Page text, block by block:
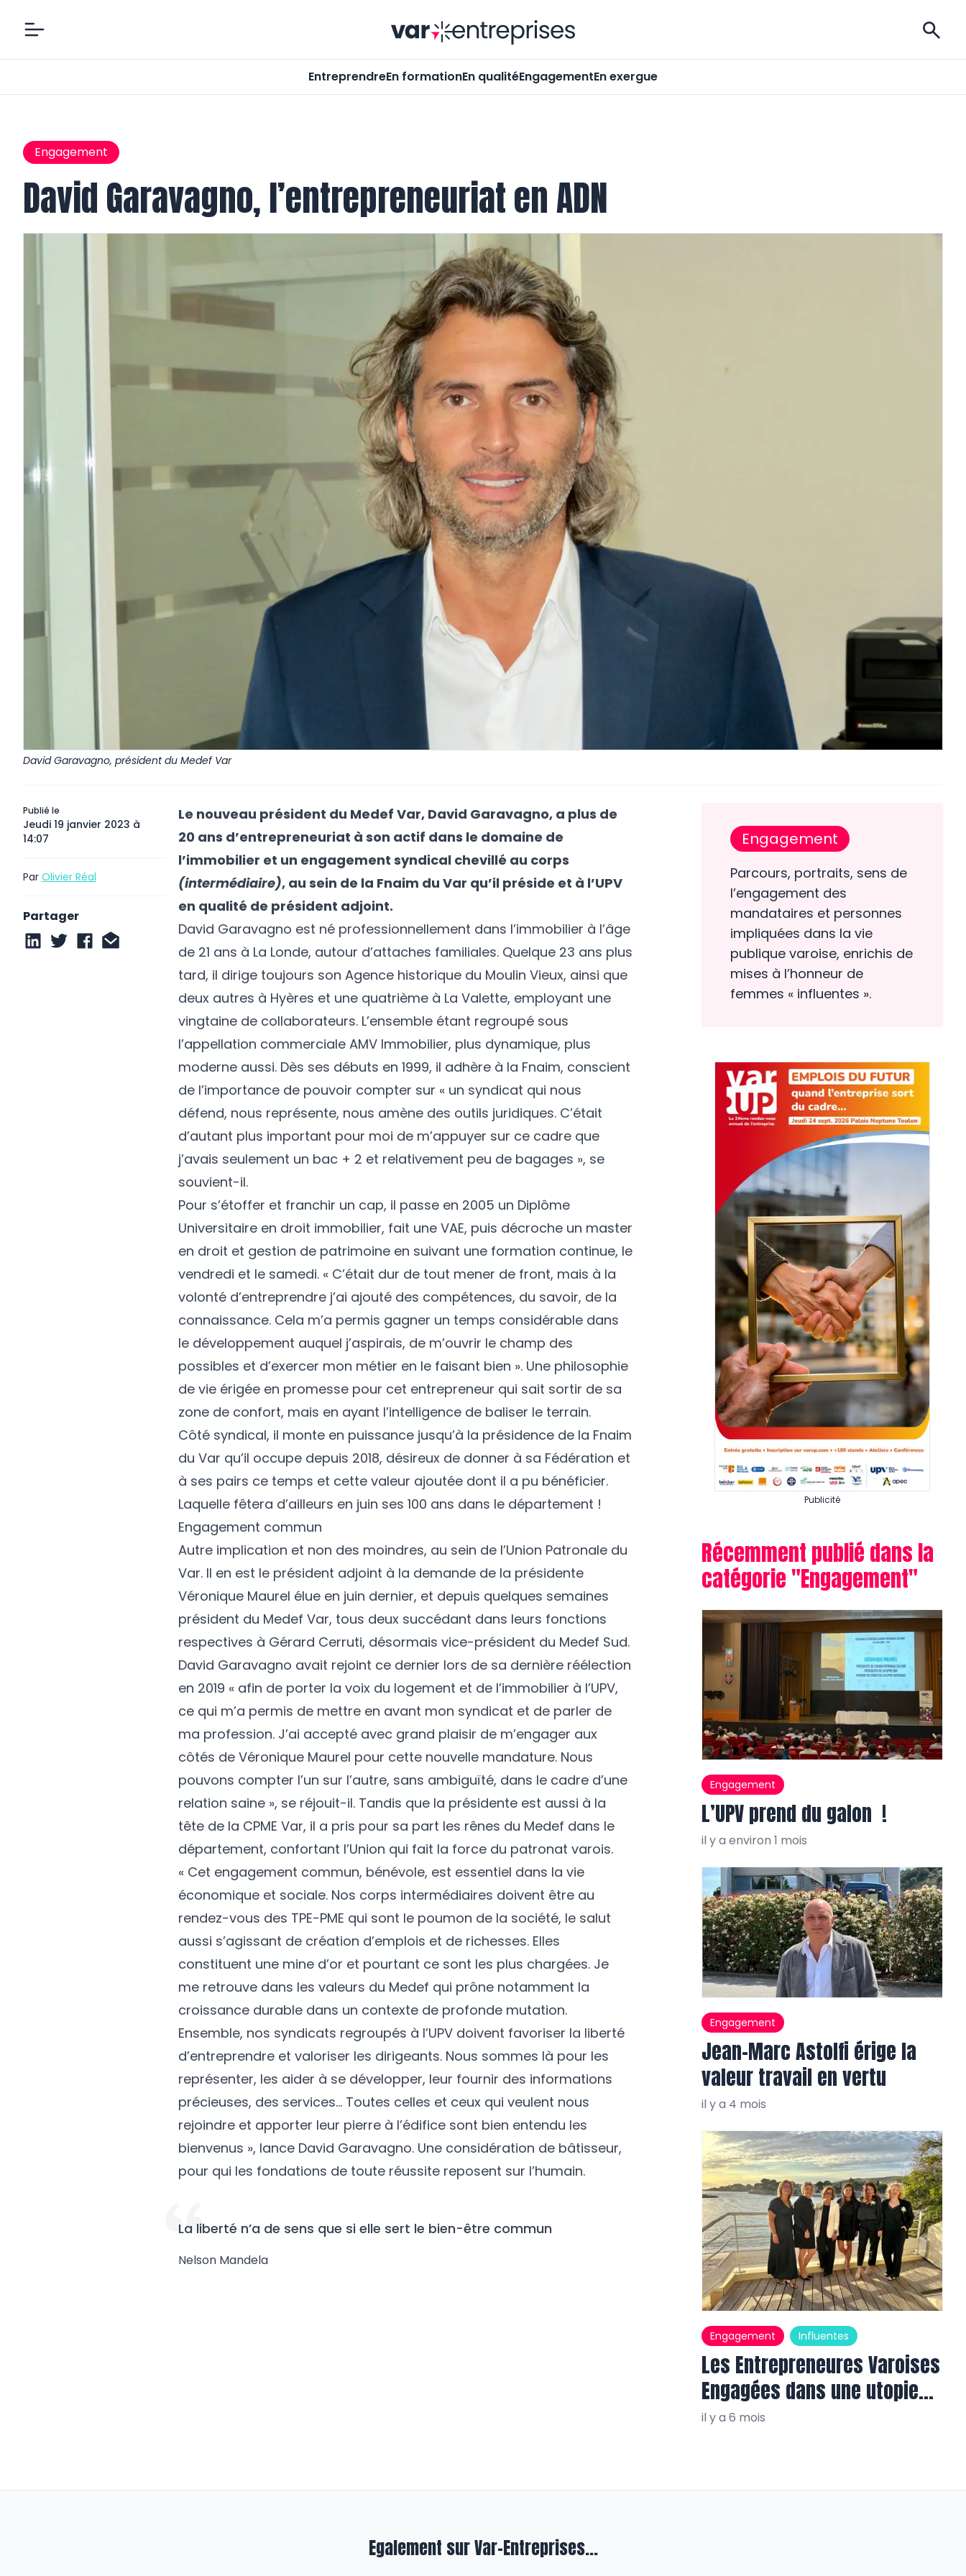
Var-Entreprises
EntreprendreEn formationEn qualitéEngagementEn exergue
Engagement
David Garavagno, l’entrepreneuriat en ADN
David Garavagno, président du Medef Var
Publié le
Jeudi 19 janvier 2023 à
14:07
Par Olivier Réal
Partager
Le nouveau président du Medef Var, David Garavagno, a plus de
20 ans d’entrepreneuriat à son actif dans le domaine de
l’immobilier et un engagement syndical chevillé au corps
(intermédiaire), au sein de la Fnaim du Var qu’il préside et à l’UPV
en qualité de président adjoint.
David Garavagno est né professionnellement dans l’immobilier à l’âge
de 21 ans à La Londe, autour d’attaches familiales. Quelque 23 ans plus
tard, il dirige toujours son Agence historique du Moulin Vieux, ainsi que
deux autres à Hyères et une quatrième à La Valette, employant une
vingtaine de collaborateurs. L’ensemble étant regroupé sous
l’appellation commerciale AMV Immobilier, plus dynamique, plus
moderne aussi. Dès ses débuts en 1999, il adhère à la Fnaim, conscient
de l’importance de pouvoir compter sur « un syndicat qui nous
défend, nous représente, nous amène des outils juridiques. C’était
d’autant plus important pour moi de m’appuyer sur ce cadre que
j’avais seulement un bac + 2 et relativement peu de bagages », se
souvient-il.
Pour s’étoffer et franchir un cap, il passe en 2005 un Diplôme
Universitaire en droit immobilier, fait une VAE, puis décroche un master
en droit et gestion de patrimoine en suivant une formation continue, le
vendredi et le samedi. « C’était dur de tout mener de front, mais à la
volonté d’entreprendre j’ai ajouté des compétences, du savoir, de la
connaissance. Cela m’a permis gagner un temps considérable dans
le développement auquel j’aspirais, de m’ouvrir le champ des
possibles et d’exercer mon métier en le faisant bien ». Une philosophie
de vie érigée en promesse pour cet entrepreneur qui sait sortir de sa
zone de confort, mais en ayant l’intelligence de baliser le terrain.
Côté syndical, il monte en puissance jusqu’à la présidence de la Fnaim
du Var qu’il occupe depuis 2018, désireux de donner à sa Fédération et
à ses pairs ce temps et cette valeur ajoutée dont il a pu bénéficier.
Laquelle fêtera d’ailleurs en juin ses 100 ans dans le département !
Engagement commun
Autre implication et non des moindres, au sein de l’Union Patronale du
Var. Il en est le président adjoint à la demande de la présidente
Véronique Maurel élue en juin dernier, et depuis quelques semaines
président du Medef Var, tous deux succédant dans leurs fonctions
respectives à Gérard Cerruti, désormais vice-président du Medef Sud.
David Garavagno avait rejoint ce dernier lors de sa dernière réélection
en 2019 « afin de porter la voix du logement et de l’immobilier à l’UPV,
ce qui m’a permis de mettre en avant mon syndicat et de parler de
ma profession. J’ai accepté avec grand plaisir de m’engager aux
côtés de Véronique Maurel pour cette nouvelle mandature. Nous
pouvons compter l’un sur l’autre, sans ambiguïté, dans le cadre d’une
relation saine », se réjouit-il. Tandis que la présidente est aussi à la
tête de la CPME Var, il a pris pour sa part les rênes du Medef dans le
département, confortant l’Union qui fait la force du patronat varois.
« Cet engagement commun, bénévole, est essentiel dans la vie
économique et sociale. Nos corps intermédiaires doivent être au
rendez-vous des TPE-PME qui sont le poumon de la société, le salut
aussi s’agissant de création d’emplois et de richesses. Elles
constituent une mine d’or et pourtant ce sont les plus chargées. Je
me retrouve dans les valeurs du Medef qui prône notamment la
croissance durable dans un contexte de profonde mutation.
Ensemble, nos syndicats regroupés à l’UPV doivent favoriser la liberté
d’entreprendre et valoriser les dirigeants. Nous sommes là pour les
représenter, les aider à se développer, leur fournir des informations
précieuses, des services… Toutes celles et ceux qui veulent nous
rejoindre et apporter leur pierre à l’édifice sont bien entendu les
bienvenus », lance David Garavagno. Une considération de bâtisseur,
pour qui les fondations de toute réussite reposent sur l’humain.
La liberté n’a de sens que si elle sert le bien-être commun
Nelson Mandela
Engagement
Parcours, portraits, sens de
l’engagement des
mandataires et personnes
impliquées dans la vie
publique varoise, enrichis de
mises à l’honneur de
femmes « influentes ».
Publicité
Récemment publié dans la
catégorie "Engagement"
Engagement
L’UPV prend du galon !
il y a environ 1 mois
Engagement
Jean-Marc Astolfi érige la
valeur travail en vertu
il y a 4 mois
Engagement Influentes
Les Entrepreneures Varoises
Engagées dans une utopie
réaliste
il y a 6 mois
Egalement sur Var-Entreprises...